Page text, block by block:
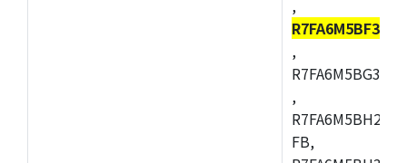
,
R7FA6M5BF3CFC
,
,
FB,